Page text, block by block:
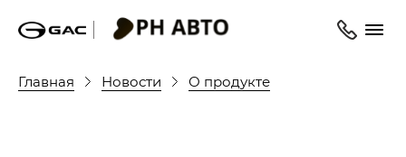
Главная Новости О продукте